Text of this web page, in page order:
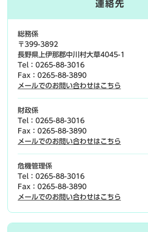
連絡先
総務係
〒399-3892
長野県上伊那郡中川村大草4045-1
Tel：0265-88-3016
Fax：0265-88-3890
メールでのお問い合わせはこちら
財政係
Tel：0265-88-3016
Fax：0265-88-3890
メールでのお問い合わせはこちら
危機管理係
Tel：0265-88-3016
Fax：0265-88-3890
メールでのお問い合わせはこちら